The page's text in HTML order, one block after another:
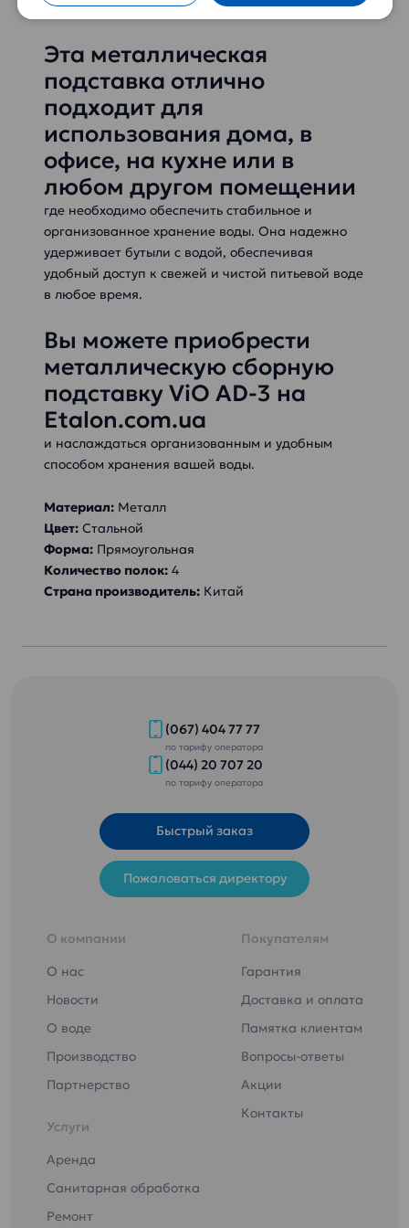
удобно перемещать ее по необходимости.
Эта металлическая
подставка отлично
подходит для
использования дома, в
офисе, на кухне или в
любом другом помещении
где необходимо обеспечить стабильное и
организованное хранение воды. Она надежно
удерживает бутыли с водой, обеспечивая
удобный доступ к свежей и чистой питьевой воде
в любое время.
Вы можете приобрести
металлическую сборную
подставку ViO AD-3 на
Etalon.com.ua
и наслаждаться организованным и удобным
способом хранения вашей воды.
Материал: Металл
Цвет: Стальной
Форма: Прямоугольная
Количество полок: 4
Страна производитель: Китай
(067) 404 77 77
по тарифу оператора
(044) 20 707 20
по тарифу оператора
Быстрый заказ
Пожаловаться директору
О компании
О нас
Новости
О воде
Производство
Партнерство
Услуги
Аренда
Санитарная обработка
Ремонт
Покупателям
Гарантия
Доставка и оплата
Памятка клиентам
Вопросы-ответы
Акции
Контакты